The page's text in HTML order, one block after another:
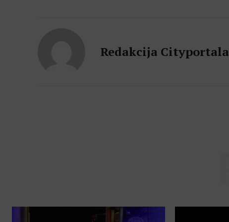
Redakcija Cityportala